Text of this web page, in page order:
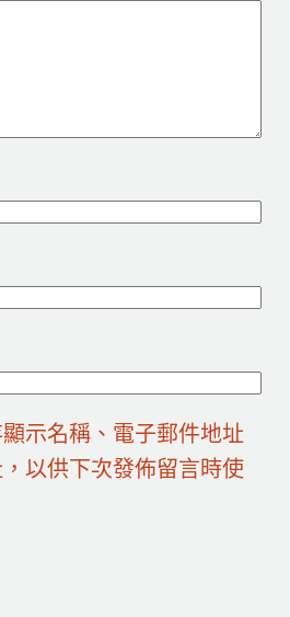
示名稱、電子郵件地址
以供下次發佈留言時使